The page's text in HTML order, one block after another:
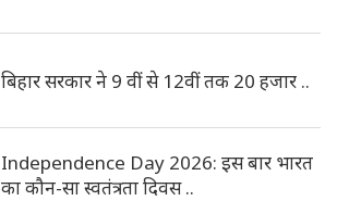
बिहार सरकार ने 9 वीं से 12वीं तक 20 हजार ..
Independence Day 2026: इस बार भारत
का कौन-सा स्वतंत्रता दिवस ..